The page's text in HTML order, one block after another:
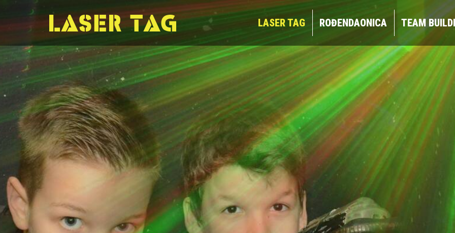
LASER TAG ROĐENDAONICA TEAM
LASER TAG TEAM